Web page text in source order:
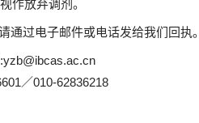
作放弃调剂。
通过电子邮件或电话发给我们回执。
／010-62836218